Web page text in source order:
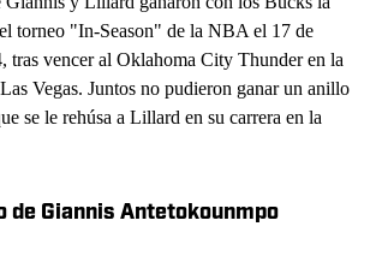
torneo "In-Season" de la NBA el 17 de
tras vencer al Oklahoma City Thunder en la
Vegas. Juntos no pudieron ganar un anillo
se le rehúsa a Lillard en su carrera en la
de Giannis Antetokounmpo